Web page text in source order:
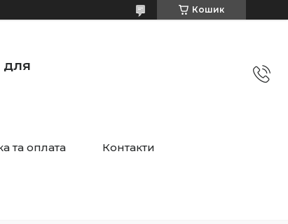
Кошик
для
та оплата Контакти